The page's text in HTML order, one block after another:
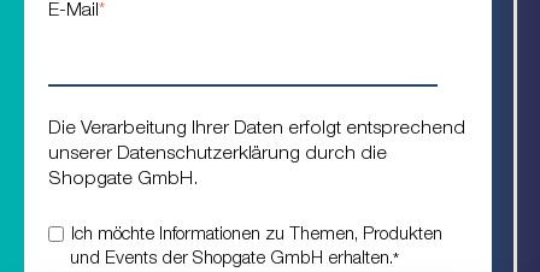
E-Mail *
Die Verarbeitung Ihrer Daten erfolgt entsprechend
unserer Datenschutzerklärung durch die
Shopgate GmbH.
Ich möchte Informationen zu Themen, Produkten
und Events der Shopgate GmbH erhalten.*